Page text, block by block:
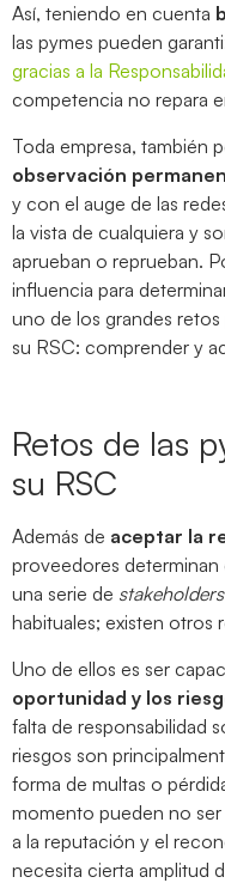
Así, teniendo en cuenta
las pymes pueden
gracias a la
competencia no repara
Toda empresa, también
observación
y con el auge de las
la vista de cualquiera y
aprueban o reprueban.
influencia para
uno de los grandes retos
su RSC: comprender y
Retos de las
su RSC
Además de aceptar la
proveedores
una serie de stakeholders
habituales; existen otros
Uno de ellos es ser
oportunidad y los
falta de responsabilidad
riesgos son
forma de multas o
momento pueden no ser
a la reputación y el
necesita cierta amplitud